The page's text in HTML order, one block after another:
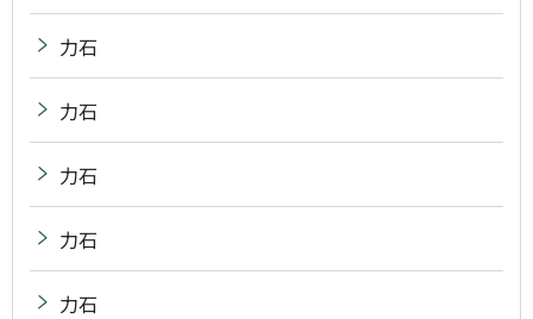
力石
力石
力石
力石
力石